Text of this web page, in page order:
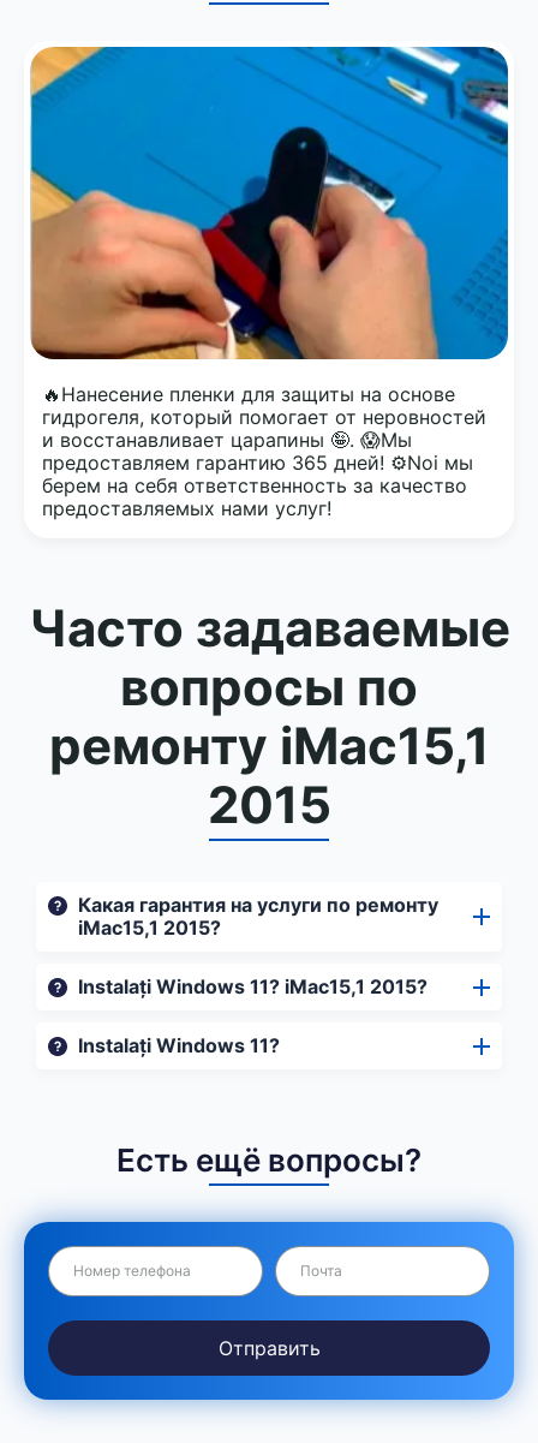
🔥Нанесение пленки для защиты на основе
гидрогеля, который помогает от неровностей
и восстанавливает царапины 🤪. 😱Мы
предоставляем гарантию 365 дней! ⚙️Noi мы
берем на себя ответственность за качество
предоставляемых нами услуг!
Часто задаваемые
вопросы по
ремонту iMac15,1
2015
Какая гарантия на услуги по ремонту
iMac15,1 2015?
Instalați Windows 11? iMac15,1 2015?
Instalați Windows 11?
Есть ещё вопросы?
Отправить